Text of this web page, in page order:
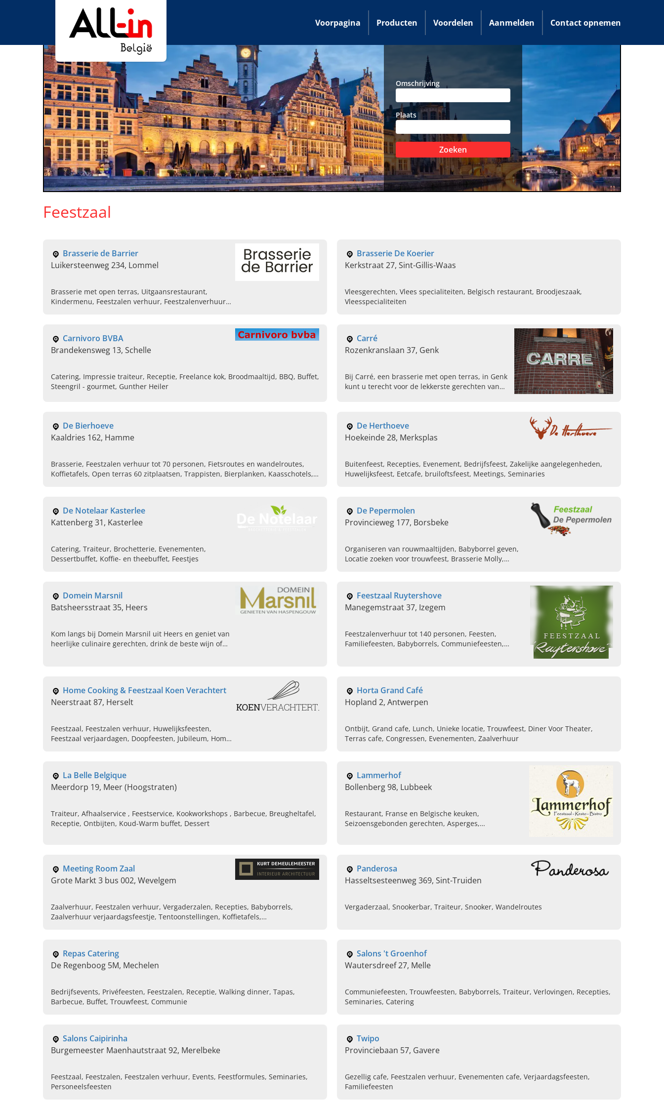
Voorpagina Producten Voordelen Aanmelden Contact opnemen
Omschrijving
Plaats
Zoeken
Feestzaal
Brasserie de Barrier
Luikersteenweg 234, Lommel
Brasserie met open terras, Uitgaansrestaurant,
Kindermenu, Feestzalen verhuur, Feestzalenverhuur
Brasserie De Koerier
Kerkstraat 27, Sint-Gillis-Waas
Vleesgerechten, Vlees specialiteiten, Belgisch restaurant, Broodjeszaak,
Vleesspecialiteiten
Carnivoro BVBA
Brandekensweg 13, Schelle
Catering, Impressie traiteur, Receptie, Freelance kok, Broodmaaltijd, BBQ, Buffet,
Steengril - gourmet, Gunther Heiler
Carré
Rozenkranslaan 37, Genk
Bij Carré, een brasserie met open terras, in Genk
kunt u terecht voor de lekkerste gerechten van
De Bierhoeve
Kaaldries 162, Hamme
Brasserie, Feestzalen verhuur tot 70 personen, Fietsroutes en wandelroutes,
Koffietafels, Open terras 60 zitplaatsen, Trappisten, Bierplanken, Kaasschotels,
De Herthoeve
Hoekeinde 28, Merksplas
Buitenfeest, Recepties, Evenement, Bedrijfsfeest, Zakelijke aangelegenheden,
Huwelijksfeest, Eetcafe, bruiloftsfeest, Meetings, Seminaries
De Notelaar Kasterlee
Kattenberg 31, Kasterlee
Catering, Traiteur, Brochetterie, Evenementen,
Dessertbuffet, Koffie- en theebuffet, Feestjes
De Pepermolen
Provincieweg 177, Borsbeke
Organiseren van rouwmaaltijden, Babyborrel geven,
Locatie zoeken voor trouwfeest, Brasserie Molly,
Domein Marsnil
Batsheersstraat 35, Heers
Kom langs bij Domein Marsnil uit Heers en geniet van
heerlijke culinaire gerechten, drink de beste wijn of
Feestzaal Ruytershove
Manegemstraat 37, Izegem
Feestzalenverhuur tot 140 personen, Feesten,
Familiefeesten, Babyborrels, Communiefeesten,
Home Cooking & Feestzaal Koen Verachtert
Neerstraat 87, Herselt
Feestzaal, Feestzalen verhuur, Huwelijksfeesten,
Feestzaal verjaardagen, Doopfeesten, Jubileum, Home
Horta Grand Café
Hopland 2, Antwerpen
Ontbijt, Grand cafe, Lunch, Unieke locatie, Trouwfeest, Diner Voor Theater,
Terras cafe, Congressen, Evenementen, Zaalverhuur
La Belle Belgique
Meerdorp 19, Meer (Hoogstraten)
Traiteur, Afhaalservice , Feestservice, Kookworkshops , Barbecue, Breugheltafel,
Receptie, Ontbijten, Koud-Warm buffet, Dessert
Lammerhof
Bollenberg 98, Lubbeek
Restaurant, Franse en Belgische keuken,
Seizoensgebonden gerechten, Asperges,
Meeting Room Zaal
Grote Markt 3 bus 002, Wevelgem
Zaalverhuur, Feestzalen verhuur, Vergaderzalen, Recepties, Babyborrels,
Zaalverhuur verjaardagsfeestje, Tentoonstellingen, Koffietafels,
Panderosa
Hasseltsesteenweg 369, Sint-Truiden
Vergaderzaal, Snookerbar, Traiteur, Snooker, Wandelroutes
Repas Catering
De Regenboog 5M, Mechelen
Bedrijfsevents, Privéfeesten, Feestzalen, Receptie, Walking dinner, Tapas,
Barbecue, Buffet, Trouwfeest, Communie
Salons 't Groenhof
Wautersdreef 27, Melle
Communiefeesten, Trouwfeesten, Babyborrels, Traiteur, Verlovingen, Recepties,
Seminaries, Catering
Salons Caipirinha
Burgemeester Maenhautstraat 92, Merelbeke
Feestzaal, Feestzalen, Feestzalen verhuur, Events, Feestformules, Seminaries,
Personeelsfeesten
Twipo
Provinciebaan 57, Gavere
Gezellig cafe, Feestzalen verhuur, Evenementen cafe, Verjaardagsfeesten,
Familiefeesten